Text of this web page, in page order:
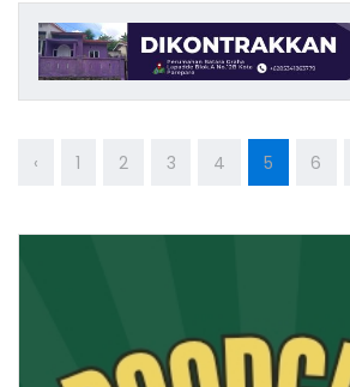
‹ 1 2 3 4 5 6